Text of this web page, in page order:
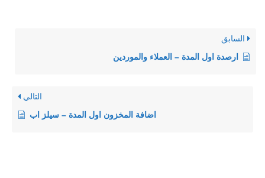
السابق
ارصدة اول المدة – العملاء والموردين
التالي
اضافة المخزون اول المدة – سيلز اب